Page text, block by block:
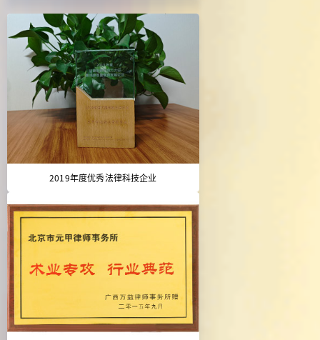
2019年度优秀法律科技企业